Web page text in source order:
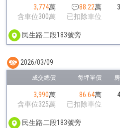
3,774萬
含車位300萬
88.22萬
已扣除車位
民生路二段183號旁
3,990萬
含車位325萬
86.64萬
已扣除車位
民生路二段183號旁
2026/03/09